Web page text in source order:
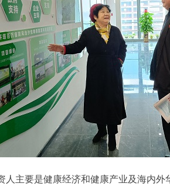
主要是健康经济和健康产业及海内外